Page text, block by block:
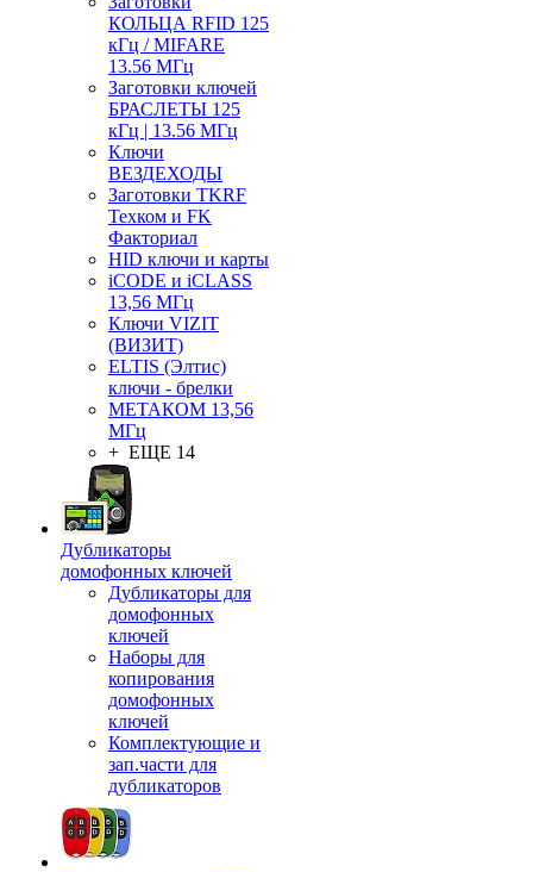
КОЛЬЦА RFID 125
кГц / MIFARE
13.56 МГц
Заготовки ключей
БРАСЛЕТЫ 125
кГц | 13.56 МГц
Ключи
ВЕЗДЕХОДЫ
Заготовки TKRF
Техком и FK
Факториал
HID ключи и карты
iCODE и iCLASS
13,56 МГц
Ключи VIZIT
(ВИЗИТ)
ELTIS (Элтис)
ключи - брелки
МЕТАКОМ 13,56
МГц
+ ЕЩЕ 14
Дубликаторы
домофонных ключей
Дубликаторы для
домофонных
ключей
Наборы для
копирования
домофонных
ключей
Комплектующие и
зап.части для
дубликаторов